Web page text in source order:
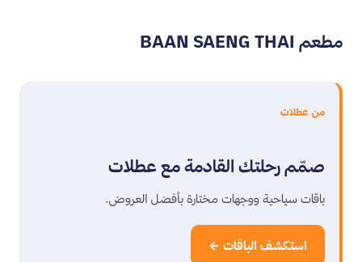
مطعم BAAN SAENG THAI
من عطلات
صمّم رحلتك القادمة مع عطلات
باقات سياحية ووجهات مختارة بأفضل العروض.
استكشف الباقات ←